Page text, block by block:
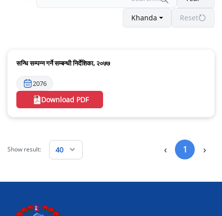
Khanda Reset
सन्धि सम्पन्न गर्ने सम्बन्धी निर्देशिका, २०७७
2076
Download PDF
Show result: 40 ‹ 1 ›